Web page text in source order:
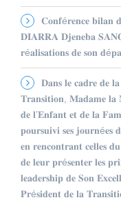
𝐂𝐨𝐧𝐟é𝐫𝐞𝐧𝐜𝐞 𝐛𝐢𝐥𝐚𝐧
𝐃𝐈𝐀𝐑𝐑𝐀 𝐃𝐣𝐞𝐧𝐞𝐛𝐚
𝐫é𝐚𝐥𝐢𝐬𝐚𝐭𝐢𝐨𝐧𝐬 𝐝𝐞 𝐬𝐨𝐧
𝐃𝐚𝐧𝐬 𝐥𝐞 𝐜𝐚𝐝𝐫𝐞 𝐝𝐞
𝐓𝐫𝐚𝐧𝐬𝐢𝐭𝐢𝐨𝐧, 𝐌𝐚𝐝𝐚𝐦𝐞 𝐥𝐚
𝐝𝐞 𝐥’𝐄𝐧𝐟𝐚𝐧𝐭 𝐞𝐭 𝐝𝐞 𝐥𝐚
𝐩𝐨𝐮𝐫𝐬𝐮𝐢𝐯𝐢 𝐬𝐞𝐬
𝐞𝐧 𝐫𝐞𝐧𝐜𝐨𝐧𝐭𝐫𝐚𝐧𝐭 𝐜𝐞𝐥𝐥𝐞𝐬
𝐝𝐞 𝐥𝐞𝐮𝐫 𝐩𝐫é𝐬𝐞𝐧𝐭𝐞𝐫 𝐥𝐞𝐬
𝐥𝐞𝐚𝐝𝐞𝐫𝐬𝐡𝐢𝐩 𝐝𝐞 𝐒𝐨𝐧
𝐏𝐫é𝐬𝐢𝐝𝐞𝐧𝐭 𝐝𝐞 𝐥𝐚